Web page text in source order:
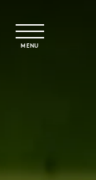
MENU